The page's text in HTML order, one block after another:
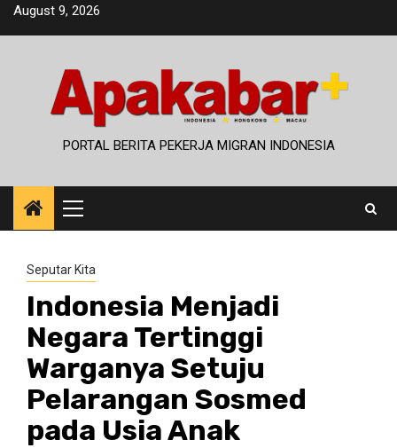
SkipAugust 9, 2026
PORTAL BERITA PEKERJA MIGRAN INDONESIA
Primary
Menu
Seputar Kita
Indonesia Menjadi
Negara Tertinggi
Warganya Setuju
Pelarangan Sosmed
pada Usia Anak